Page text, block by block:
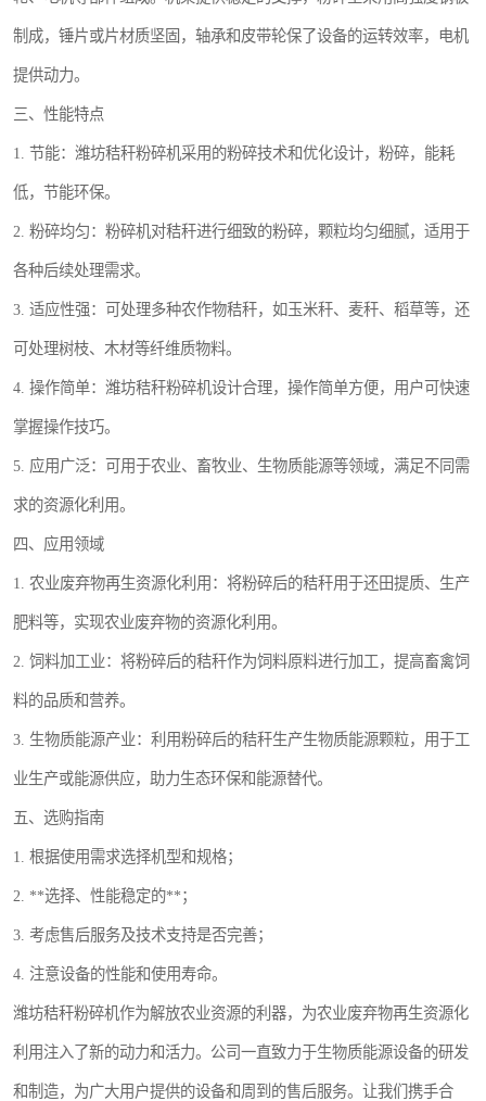
制成，锤片或片材质坚固，轴承和皮带轮保了设备的运转效率，电机
提供动力。
三、性能特点
1. 节能：潍坊秸秆粉碎机采用的粉碎技术和优化设计，粉碎，能耗
低，节能环保。
2. 粉碎均匀：粉碎机对秸秆进行细致的粉碎，颗粒均匀细腻，适用于
各种后续处理需求。
3. 适应性强：可处理多种农作物秸秆，如玉米秆、麦秆、稻草等，还
可处理树枝、木材等纤维质物料。
4. 操作简单：潍坊秸秆粉碎机设计合理，操作简单方便，用户可快速
掌握操作技巧。
5. 应用广泛：可用于农业、畜牧业、生物质能源等领域，满足不同需
求的资源化利用。
四、应用领域
1. 农业废弃物再生资源化利用：将粉碎后的秸秆用于还田提质、生产
肥料等，实现农业废弃物的资源化利用。
2. 饲料加工业：将粉碎后的秸秆作为饲料原料进行加工，提高畜禽饲
料的品质和营养。
3. 生物质能源产业：利用粉碎后的秸秆生产生物质能源颗粒，用于工
业生产或能源供应，助力生态环保和能源替代。
五、选购指南
1. 根据使用需求选择机型和规格；
2. **选择、性能稳定的**；
3. 考虑售后服务及技术支持是否完善；
4. 注意设备的性能和使用寿命。
潍坊秸秆粉碎机作为解放农业资源的利器，为农业废弃物再生资源化
利用注入了新的动力和活力。公司一直致力于生物质能源设备的研发
和制造，为广大用户提供的设备和周到的售后服务。让我们携手合